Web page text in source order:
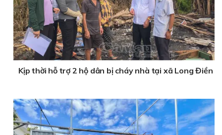
Kịp thời hỗ trợ 2 hộ dân bị cháy nhà tại xã Long Điền